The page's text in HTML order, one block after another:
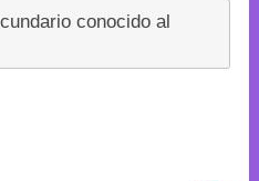
conocido al